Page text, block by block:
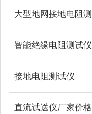
接地电阻测试仪
直流试送仪厂家价格